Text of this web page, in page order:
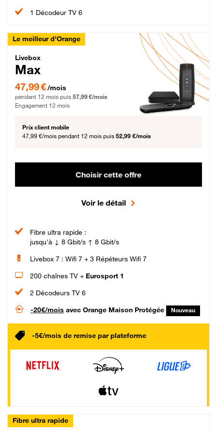
1 Décodeur TV 6
Le meilleur d'Orange
Livebox Max Fibre
Livebox
Max
47,99 € par mois pendant 12 mois puis 57,99 € par mois, Engagement 12 mois
47,99 €/mois
pendant 12 mois puis 57,99 €/mois
Engagement 12 mois
Prix client mobile
47,99 €/mois pendant 12 mois puis 52,99 €/mois
Choisir cette offre
Voir le détail
Fibre ultra rapide :
jusqu'à ↓ 8 Gbit/s ↑ 8 Gbit/s
Livebox 7 : Wifi 7 + 3 Répéteurs Wifi 7
200 chaînes TV + Eurosport 1
2 Décodeurs TV 6
-20€/mois avec Orange Maison Protégée Nouveau
-5€/mois de remise par plateforme
Fibre ultra rapide